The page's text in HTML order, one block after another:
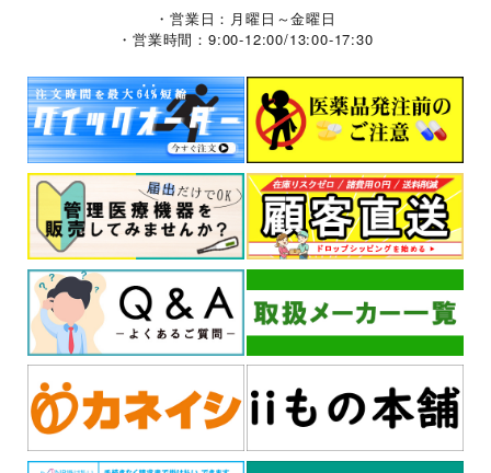
・営業日：月曜日～金曜日
・営業時間：9:00-12:00/13:00-17:30